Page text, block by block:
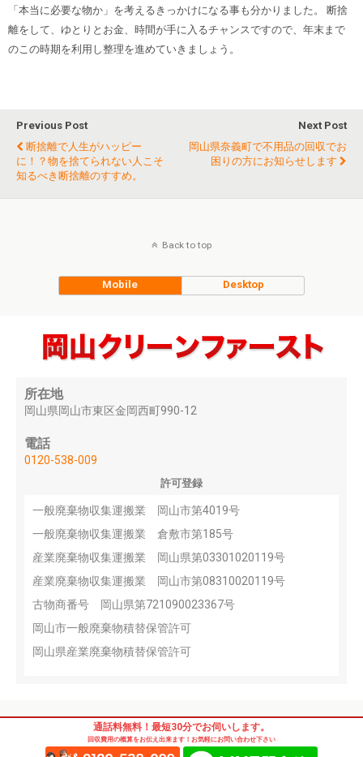
「本当に必要な物か」を考えるきっかけになる事も分かりました。 断捨
離をして、ゆとりとお金、時間が手に入るチャンスですので、年末まで
のこの時期を利用し整理を進めていきましょう。
Previous Post
断捨離で人生がハッピー
に！？物を捨てられない人こそ
知るべき断捨離のすすめ。
Next Post
岡山県奈義町で不用品の回収でお
困りの方にお知らせします
Back to top
Mobile Desktop
所在地
岡山県岡山市東区金岡西町990-12
電話
0120-538-009
許可登録
一般廃棄物収集運搬業 岡山市第4019号
一般廃棄物収集運搬業 倉敷市第185号
産業廃棄物収集運搬業 岡山県第03301020119号
産業廃棄物収集運搬業 岡山市第08310020119号
古物商番号 岡山県第721090023367号
岡山市一般廃棄物積替保管許可
岡山県産業廃棄物積替保管許可
通話料無料！最短30分でお伺いします。
回収費用の概算をお伝え出来ます！お気軽にお問い合わせ下さい